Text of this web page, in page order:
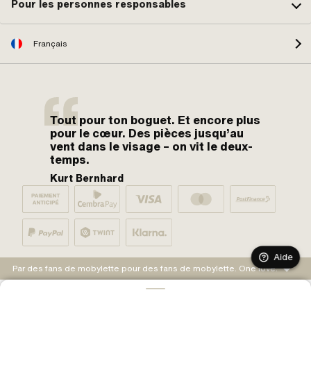
Pour les personnes responsables
Français
Tout pour ton boguet. Et encore plus
pour le cœur. Des pièces jusqu’au
vent dans le visage – on vit le deux-
temps.
Kurt Bernhard
Par des fans de mobylette pour des fans de mobylette. One love.
Aide